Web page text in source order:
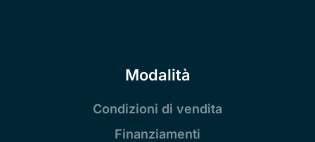
Modalità
Condizioni di vendita
Finanziamenti